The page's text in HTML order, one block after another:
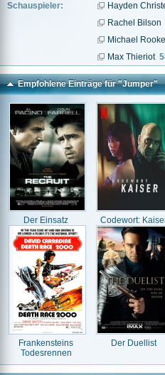
Schauspieler:
Hayden
Rachel Bilson
Michael
Max Thieriot
Empfohlene Einträge für "Jumper"
Der Einsatz Codewort:
Frankensteins
Todesrennen
Der Duellist